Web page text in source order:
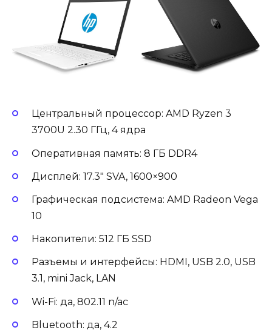
Центральный процессор: AMD Ryzen 3
3700U 2.30 ГГц, 4 ядра
Оперативная память: 8 ГБ DDR4
Дисплей: 17.3″ SVA, 1600×900
Графическая подсистема: AMD Radeon Vega
10
Накопители: 512 ГБ SSD
Разъемы и интерфейсы: HDMI, USB 2.0, USB
3.1, mini Jack, LAN
Wi-Fi: да, 802.11 n/ac
Bluetooth: да, 4.2